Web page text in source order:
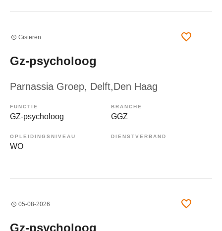
Gisteren
Gz-psycholoog
Parnassia Groep, Delft,Den Haag
FUNCTIE
GZ-psycholoog
BRANCHE
GGZ
OPLEIDINGSNIVEAU
WO
DIENSTVERBAND
05-08-2026
Gz-psycholoog